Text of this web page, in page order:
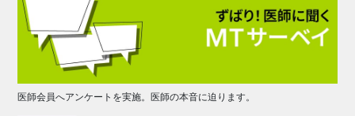
医師会員へアンケートを実施。医師の本音に迫ります。